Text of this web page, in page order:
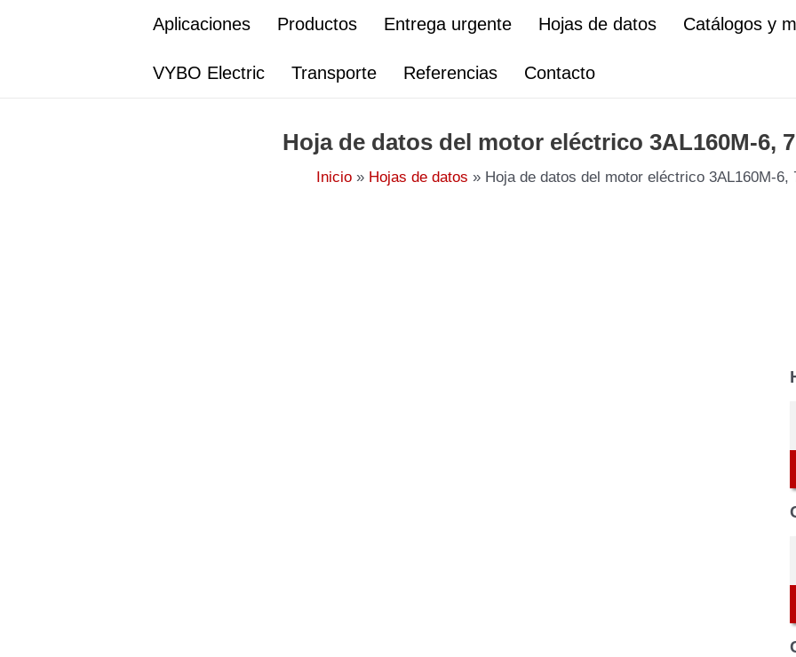
Aplicaciones Productos Entrega urgente Hojas de datos Catálogos y
VYBO Electric Transporte Referencias Contacto
Hoja de datos del motor eléctrico 3AL160M-6,
Inicio Hojas de datos Hoja de datos del motor eléctrico 3AL160M-6,